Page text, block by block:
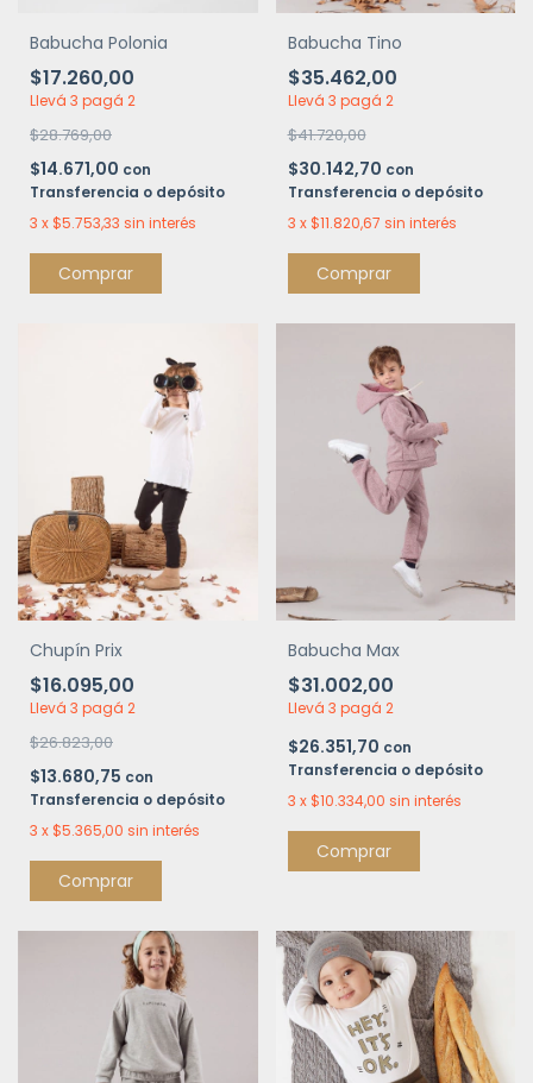
Babucha Polonia
$17.260,00
Llevá 3 pagá 2
$28.769,00
$14.671,00 con
Transferencia o depósito
3 x $5.753,33 sin interés
Comprar
Babucha Tino
$35.462,00
Llevá 3 pagá 2
$41.720,00
$30.142,70 con
Transferencia o depósito
3 x $11.820,67 sin interés
Comprar
Chupín Prix
$16.095,00
Llevá 3 pagá 2
$26.823,00
$13.680,75 con
Transferencia o depósito
3 x $5.365,00 sin interés
Comprar
Babucha Max
$31.002,00
Llevá 3 pagá 2
$26.351,70 con
Transferencia o depósito
3 x $10.334,00 sin interés
Comprar